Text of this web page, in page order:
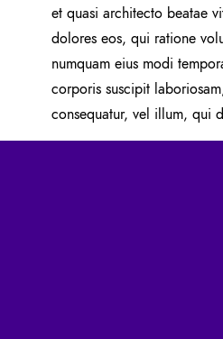
et quasi architecto beatae
dolores eos, qui ratione
numquam eius modi
corporis suscipit
consequatur, vel illum, qui